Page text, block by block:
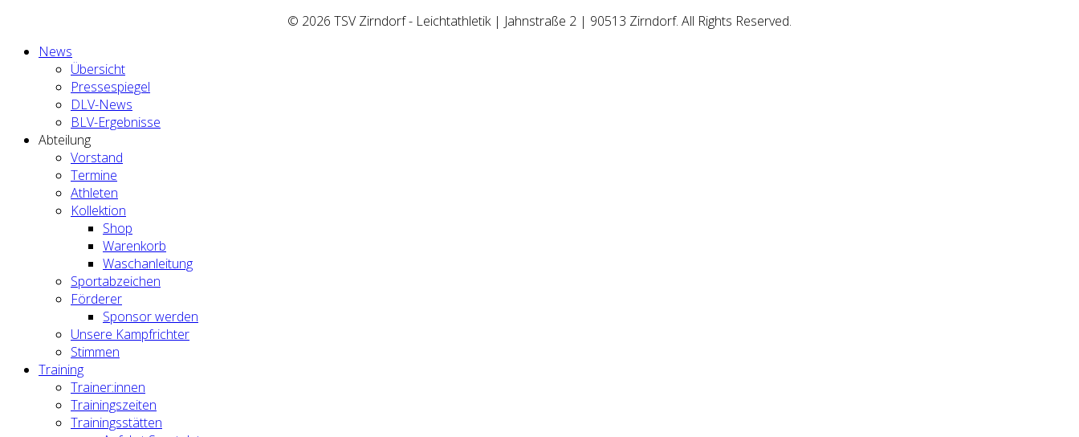
© 2026 TSV Zirndorf - Leichtathletik | Jahnstraße 2 | 90513 Zirndorf. All Rights Reserved.
News
Übersicht
Pressespiegel
DLV-News
BLV-Ergebnisse
Abteilung
Vorstand
Termine
Athleten
Kollektion
Shop
Warenkorb
Waschanleitung
Sportabzeichen
Förderer
Sponsor werden
Unsere Kampfrichter
Stimmen
Training
Trainer:innen
Trainingszeiten
Trainingsstätten